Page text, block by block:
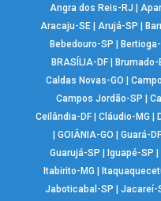
Angra dos Reis-RJ
Aracaju-SE |Arujá-SP
Bebedouro-SP
BRASÍLIA-DF| Brumado-
Caldas Novas-GO
|
Campos Jordão-SP
Ceilândia-DF| Cláudio-MG
GOIÂNIA-GO Guará-DF
Guarujá-SP
Iguapé-SP
Itabirito-MG
Jaboticabal-SP
Jacareí-